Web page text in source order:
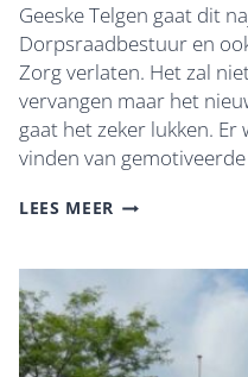
Geeske Telgen gaat dit
Dorpsraadbestuur en
Zorg verlaten. Het zal
vervangen maar het
gaat het zeker lukken.
vinden van
LEES MEER WELZIJN
WERK
DE
WINKEL